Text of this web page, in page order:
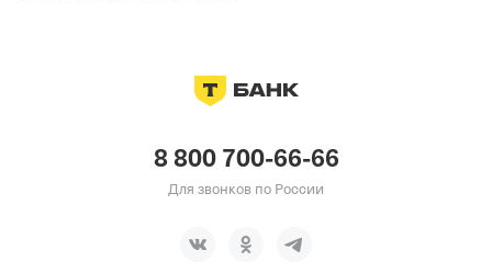
8 800 700-66-66
Для звонков по России